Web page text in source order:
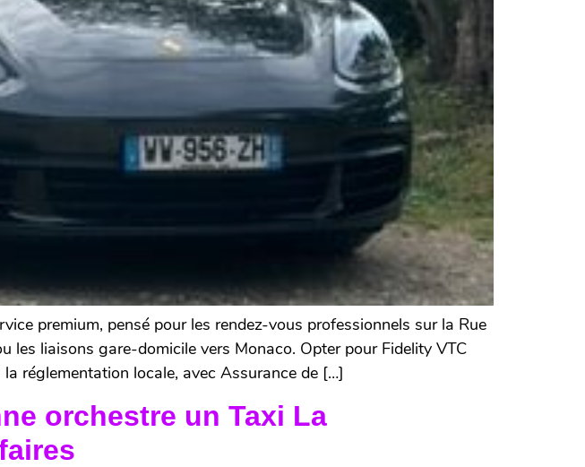
premium, pensé pour les rendez-vous professionnels sur la Rue
liaisons gare-domicile vers Monaco. Opter pour Fidelity VTC
réglementation locale, avec Assurance de […]
orchestre un Taxi La